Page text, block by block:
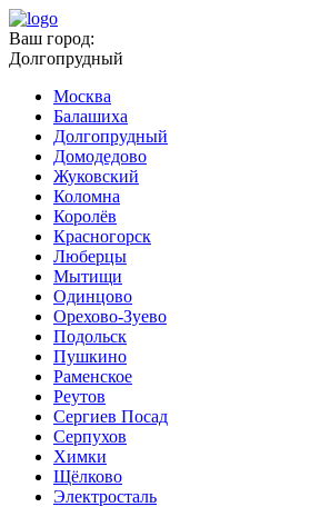
Ваш город:
Долгопрудный
Москва
Балашиха
Долгопрудный
Домодедово
Жуковский
Коломна
Королёв
Красногорск
Люберцы
Мытищи
Одинцово
Орехово-Зуево
Подольск
Пушкино
Раменское
Реутов
Сергиев Посад
Серпухов
Химки
Щёлково
Электросталь